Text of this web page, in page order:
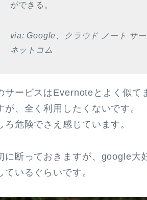
ができる。
via: Google、クラウド ノート サ
ネットコム
サービスはEvernoteとよく似て
が、全く利用したくないです。
ろ危険でさえ感じています。
に断っておきますが、google大
ているぐらいです。